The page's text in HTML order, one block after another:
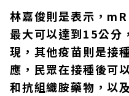
林嘉俊則是表示，
最大可以達到15公分
現，其他疫苗則是接
應，民眾在接種後可
和抗組織胺藥物，以